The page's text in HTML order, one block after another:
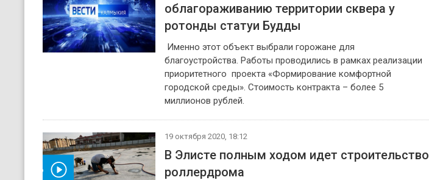
облагораживанию территории сквера у
ротонды статуи Будды
Именно этот объект выбрали горожане для
благоустройства. Работы проводились в рамках реализации
приоритетного проекта «Формирование комфортной
городской среды». Стоимость контракта – более 5
миллионов рублей.
видео
19 октября 2020, 18:12
В Элисте полным ходом идет строительство
роллердрома